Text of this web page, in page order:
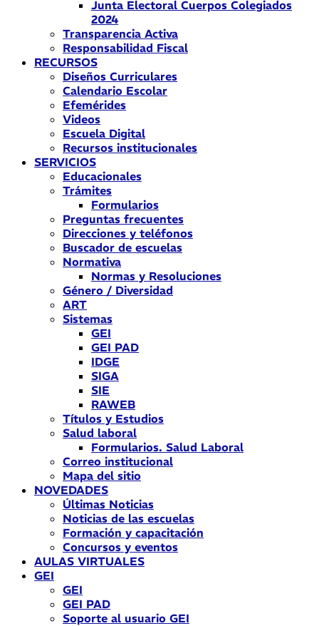
Junta Electoral Cuerpos Colegiados
2024
Transparencia Activa
Responsabilidad Fiscal
RECURSOS
Diseños Curriculares
Calendario Escolar
Efemérides
Videos
Escuela Digital
Recursos institucionales
SERVICIOS
Educacionales
Trámites
Formularios
Preguntas frecuentes
Direcciones y teléfonos
Buscador de escuelas
Normativa
Normas y Resoluciones
Género / Diversidad
ART
Sistemas
GEI
GEI PAD
IDGE
SIGA
SIE
RAWEB
Títulos y Estudios
Salud laboral
Formularios. Salud Laboral
Correo institucional
Mapa del sitio
NOVEDADES
Últimas Noticias
Noticias de las escuelas
Formación y capacitación
Concursos y eventos
AULAS VIRTUALES
GEI
GEI
GEI PAD
Soporte al usuario GEI